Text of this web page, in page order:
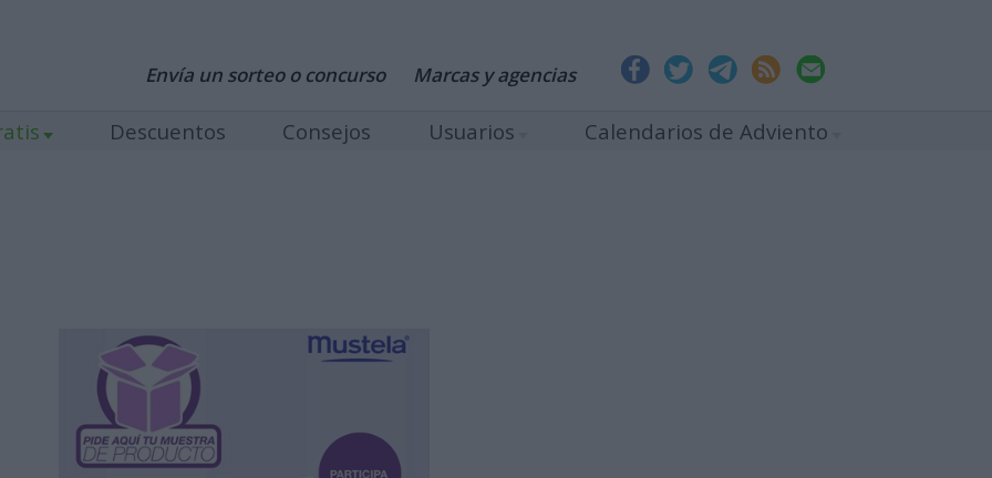
Marcas y agencias
Envía un sorteo o concurso
Descuentos Consejos Usuarios Calendarios de Adviento